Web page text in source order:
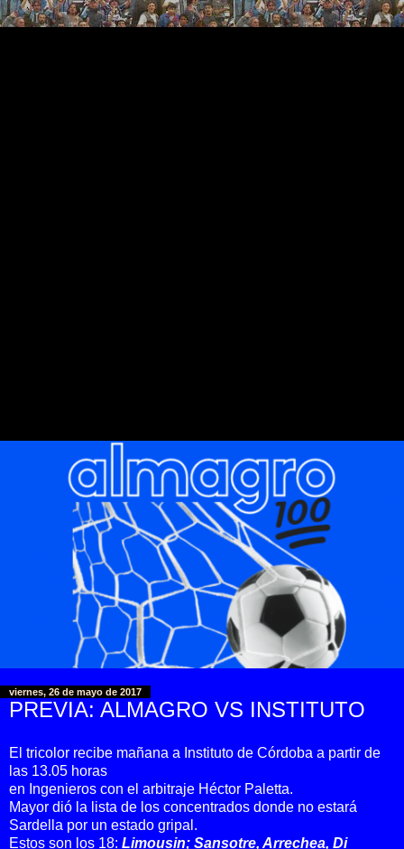
viernes, 26 de mayo de 2017
PREVIA: ALMAGRO VS INSTITUTO
El tricolor recibe mañana a Instituto de Córdoba a partir de
las 13.05 horas
en Ingenieros con el arbitraje Héctor Paletta.
Mayor dió la lista de los concentrados donde no estará
Sardella por un estado gripal.
Estos son los 18: Limousin; Sansotre, Arrechea, Di